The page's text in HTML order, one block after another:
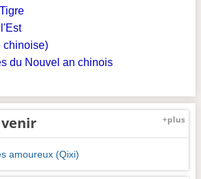
chinoise)
du Nouvel an chinois
+plus
amoureux (Qixi)